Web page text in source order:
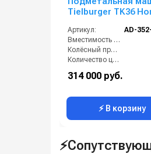
Tielburger TK36
Артикул:
Вместимость бункера (л):
Колёсный привод:
Количество центральных мусоросборных валиков (шт):
Рабочая ширина (мм):
Рабочая ширина центральной щётки (мм):
314 000 руб.
⚡ В корзину